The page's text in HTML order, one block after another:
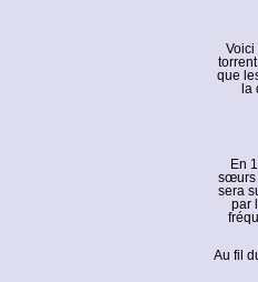
Voici
que
la
En
sœurs
sera
par
Au fil